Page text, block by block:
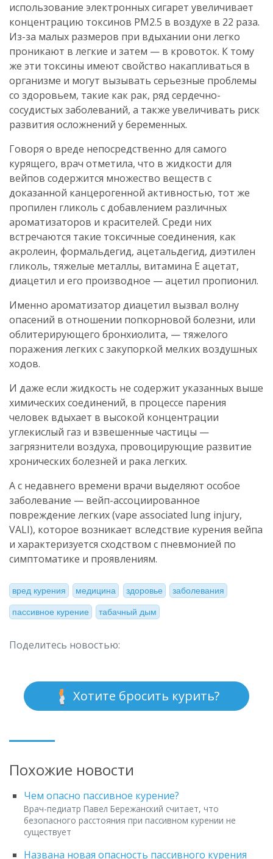
использование электронных сигарет увеличивает
концентрацию токсинов PM2.5 в воздухе в 22 раза.
Из-за малых размеров при вдыхании они легко
проникают в легкие и затем — в кровоток. К тому
же эти токсины имеют свойство накапливаться в
организме и могут вызывать серьезные проблемы
со здоровьем, такие как рак, ряд сердечно-
сосудистых заболеваний, а также увеличивать риск
развития осложнений у беременных.
Говоря о вреде непосредственно для самого
курящего, врач отметила, что в жидкости для
вейпов содержится множество веществ с
доказанной канцерогенной активностью, тот же
пропилен гликоль с добавлением различных
ароматизаторов и красителей. Среди них
встречаются такие токсичные соединения, как
акролеин, формальдегид, ацетальдегид, диэтилен
гликоль, тяжелые металлы, витамина Е ацетат,
диацетил и его производное — ацетил пропионил.
Именно ароматизатор диацетил вызвал волну
опасений в отношении попкорновой болезни, или
облитерирующего бронхиолита, — тяжелого
поражения легких с закупоркой мелких воздушных
ходов.
И даже если жидкость не содержит указанных выше
химических соединений, в процессе парения
человек вдыхает в высокой концентрации
углекислый газ и взвешенные частицы —
загрязнители воздуха, провоцирующие развитие
хронических болезней и рака легких.
А с недавнего времени врачи выделяют особое
заболевание — вейп-ассоциированное
повреждение легких (vape associated lung injury,
VALI), которое возникает вследствие курения вейпа
и характеризуется сходством с пневмонией по
симптоматике и проявлениям.
вред курения медицина здоровье заболевания
пассивное курение табачный дым
Поделитесь новостью:
Хотите бросить курить?
Похожие новости
Чем опасно пассивное курение?
Врач-педиатр Павел Бережанский считает, что
безопасного расстояния при пассивном курении не
существует
Названа новая опасность пассивного курения